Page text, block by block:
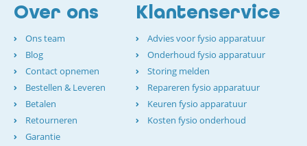
Over ons
Ons team
Blog
Contact opnemen
Bestellen & Leveren
Betalen
Retourneren
Garantie
Klantenservice
Advies voor fysio apparatuur
Onderhoud fysio apparatuur
Storing melden
Repareren fysio apparatuur
Keuren fysio apparatuur
Kosten fysio onderhoud